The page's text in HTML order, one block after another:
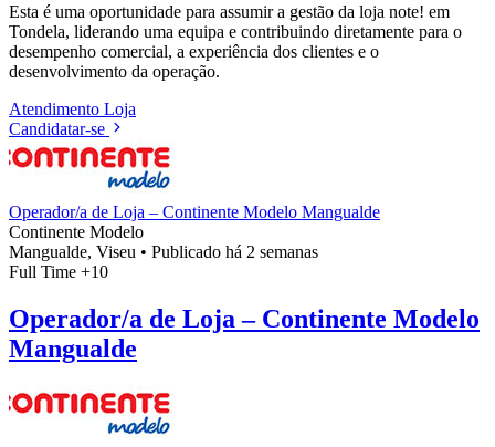
Esta é uma oportunidade para assumir a gestão da loja note! em
Tondela, liderando uma equipa e contribuindo diretamente para o
desempenho comercial, a experiência dos clientes e o
desenvolvimento da operação.
Atendimento Loja
Candidatar-se
Operador/a de Loja – Continente Modelo Mangualde
Continente Modelo
Mangualde, Viseu • Publicado há 2 semanas
Full Time +10
Operador/a de Loja – Continente Modelo
Mangualde